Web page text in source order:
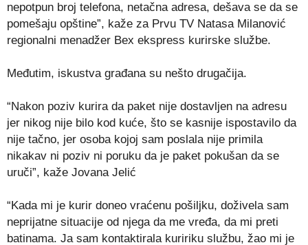
nepotpun broj telefona, netačna adresa, dešava se da se
pomešaju opštine”, kaže za Prvu TV Natasa Milanović
regionalni menadžer Bex ekspress kurirske službe.
Međutim, iskustva građana su nešto drugačija.
“Nakon poziv kurira da paket nije dostavljen na adresu
jer nikog nije bilo kod kuće, što se kasnije ispostavilo da
nije tačno, jer osoba kojoj sam poslala nije primila
nikakav ni poziv ni poruku da je paket pokušan da se
uruči”, kaže Jovana Jelić
“Kada mi je kurir doneo vraćenu pošiljku, doživela sam
neprijatne situacije od njega da me vređa, da mi preti
batinama. Ja sam kontaktirala kuririku službu, žao mi je